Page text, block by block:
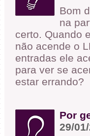
Bom
na
certo. Quando
não acende o
entradas ele
para ver se
estar errando?
Por
29/